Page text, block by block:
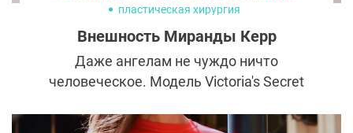
пластическая хирургия
Внешность Миранды Керр
Даже ангелам не чуждо ничто
человеческое. Модель Victoria's Secret
воплощением красоты и сексуальности.